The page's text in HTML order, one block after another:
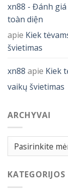
xn88 - Đánh
toàn diện
apie Kiek
švietimas
xn88 apie Kiek
vaikų švietimas
ARCHYVAI
Archyvai
KATEGORIJOS